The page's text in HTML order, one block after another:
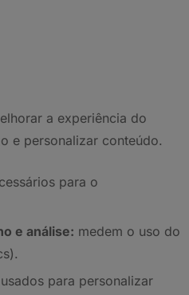
a experiência do
e personalizar conteúdo.
para o
e análise: medem o uso do
usados para personalizar